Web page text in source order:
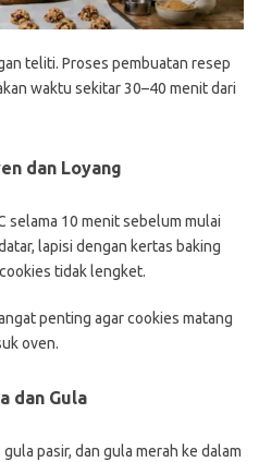
teliti. Proses pembuatan resep
waktu sekitar 30–40 menit dari
dan Loyang
selama 10 menit sebelum mulai
lapisi dengan kertas baking
tidak lengket.
penting agar cookies matang
oven.
dan Gula
pasir, dan gula merah ke dalam